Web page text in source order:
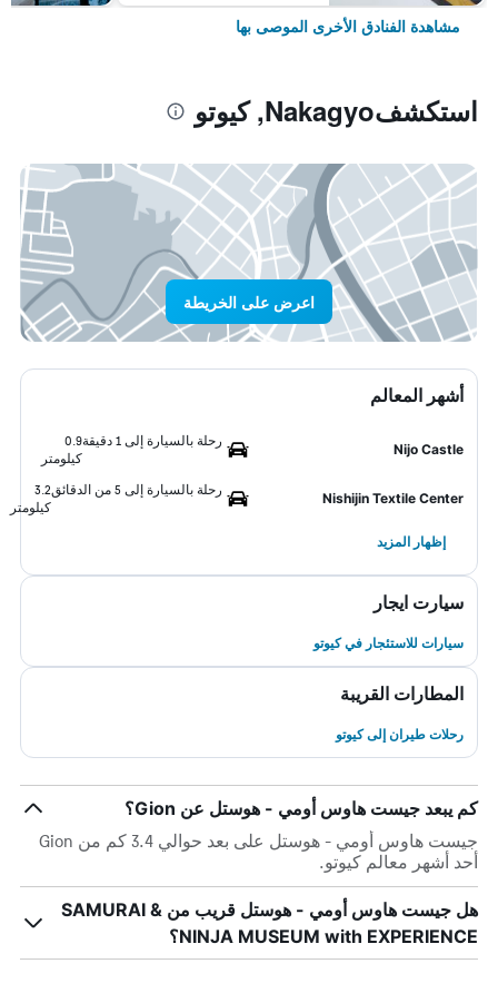
مشاهدة الفنادق الأخرى الموصى بها
استكشفNakagyo, كيوتو
اعرض على الخريطة
أشهر المعالم
Nijo Castle
رحلة بالسيارة إلى 1 دقيقة
0.9
كيلومتر
Nishijin Textile Center
رحلة بالسيارة إلى 5 من الدقائق
3.2
كيلومتر
إظهار المزيد
سيارت ايجار
سيارات للاستئجار في كيوتو
المطارات القريبة
رحلات طيران إلى كيوتو
كم يبعد جيست هاوس أومي - هوستل عن Gion؟
جيست هاوس أومي - هوستل على بعد حوالي 3.4 كم من Gion
أحد أشهر معالم كيوتو.
هل جيست هاوس أومي - هوستل قريب من SAMURAI &
NINJA MUSEUM with EXPERIENCE؟